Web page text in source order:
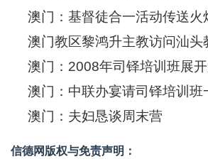
澳门教区黎鸿升主教访问汕头
澳门：中联办宴请司铎培训班
澳门：夫妇恳谈周末营
信德网版权与免责声明：